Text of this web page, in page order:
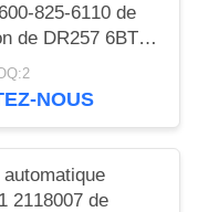
825-6110 de
de DR257 6BT
NOUS
2118007 de